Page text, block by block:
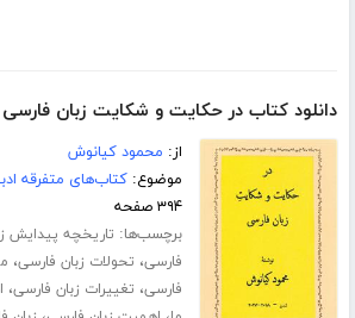
دانلود کتاب در حکایت و شکایت زبان فارسی
از: محمود کیانوش
موضوع:کتاب‌های متفرقه
۳۹۴ صفحه
برچسب‌ها: تاریخچه پیدایش
فارسی، تحولات زبان فارسی،
فارسی، تغییرات زبان فارسی،